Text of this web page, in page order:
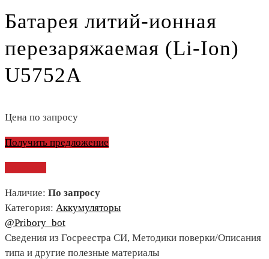
Батарея литий-ионная
перезаряжаемая (Li-Ion)
U5752A
Цена по запросу
Получить предложение
Наличие: По запросу
Категория: Аккумуляторы
@Pribory_bot
Сведения из Госреестра СИ, Методики поверки/Описания
типа и другие полезные материалы